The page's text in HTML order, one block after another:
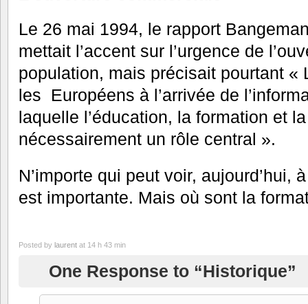
Le 26 mai 1994, le rapport
mettait l’accent sur l’urgence de
population, mais précisait pourtant «
les Européens à l’arrivée de
laquelle l’éducation, la formation et
nécessairement un rôle central ».
N’importe qui peut voir, aujourd’hui,
est importante. Mais où sont la
Posted by laurent at 14 h 43 min
One Response to “Historique”